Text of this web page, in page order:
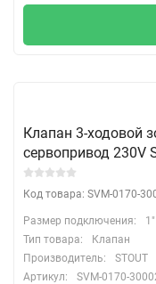
Клапан 3-ходовой
сервопривод 230V
Код товара: SVM-0170-
Размер подключения:
1"
Тип товара:
Клапан
Производитель:
STOUT
Артикул:
SVM-0170-